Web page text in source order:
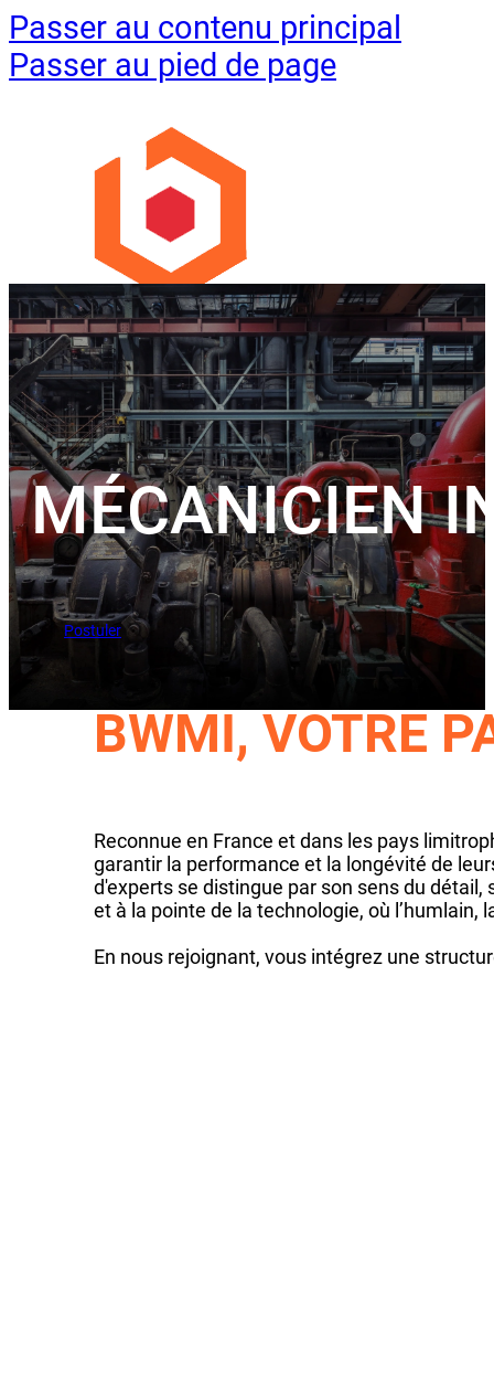
Passer au contenu principal
Passer au pied de page
MÉCANICIEN
Postuler
BWMI, VOTRE
Reconnue en France et dans les pays
garantir la performance et la longévité de
d'experts se distingue par son sens du
et à la pointe de la technologie, où
En nous rejoignant, vous intégrez une